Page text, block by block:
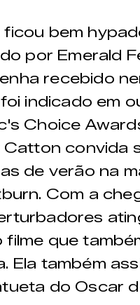
ficou bem
por Emerald
recebido
indicado em
Choice
Catton convida
de verão na
Com a
que
Ela também
do Oscar